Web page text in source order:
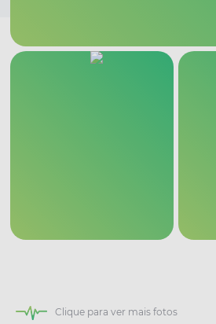
Clique para ver mais fotos